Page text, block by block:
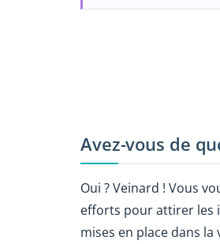
Avez-vous de
Oui ? Veinard ! Vous
efforts pour attirer les
mises en place dans la